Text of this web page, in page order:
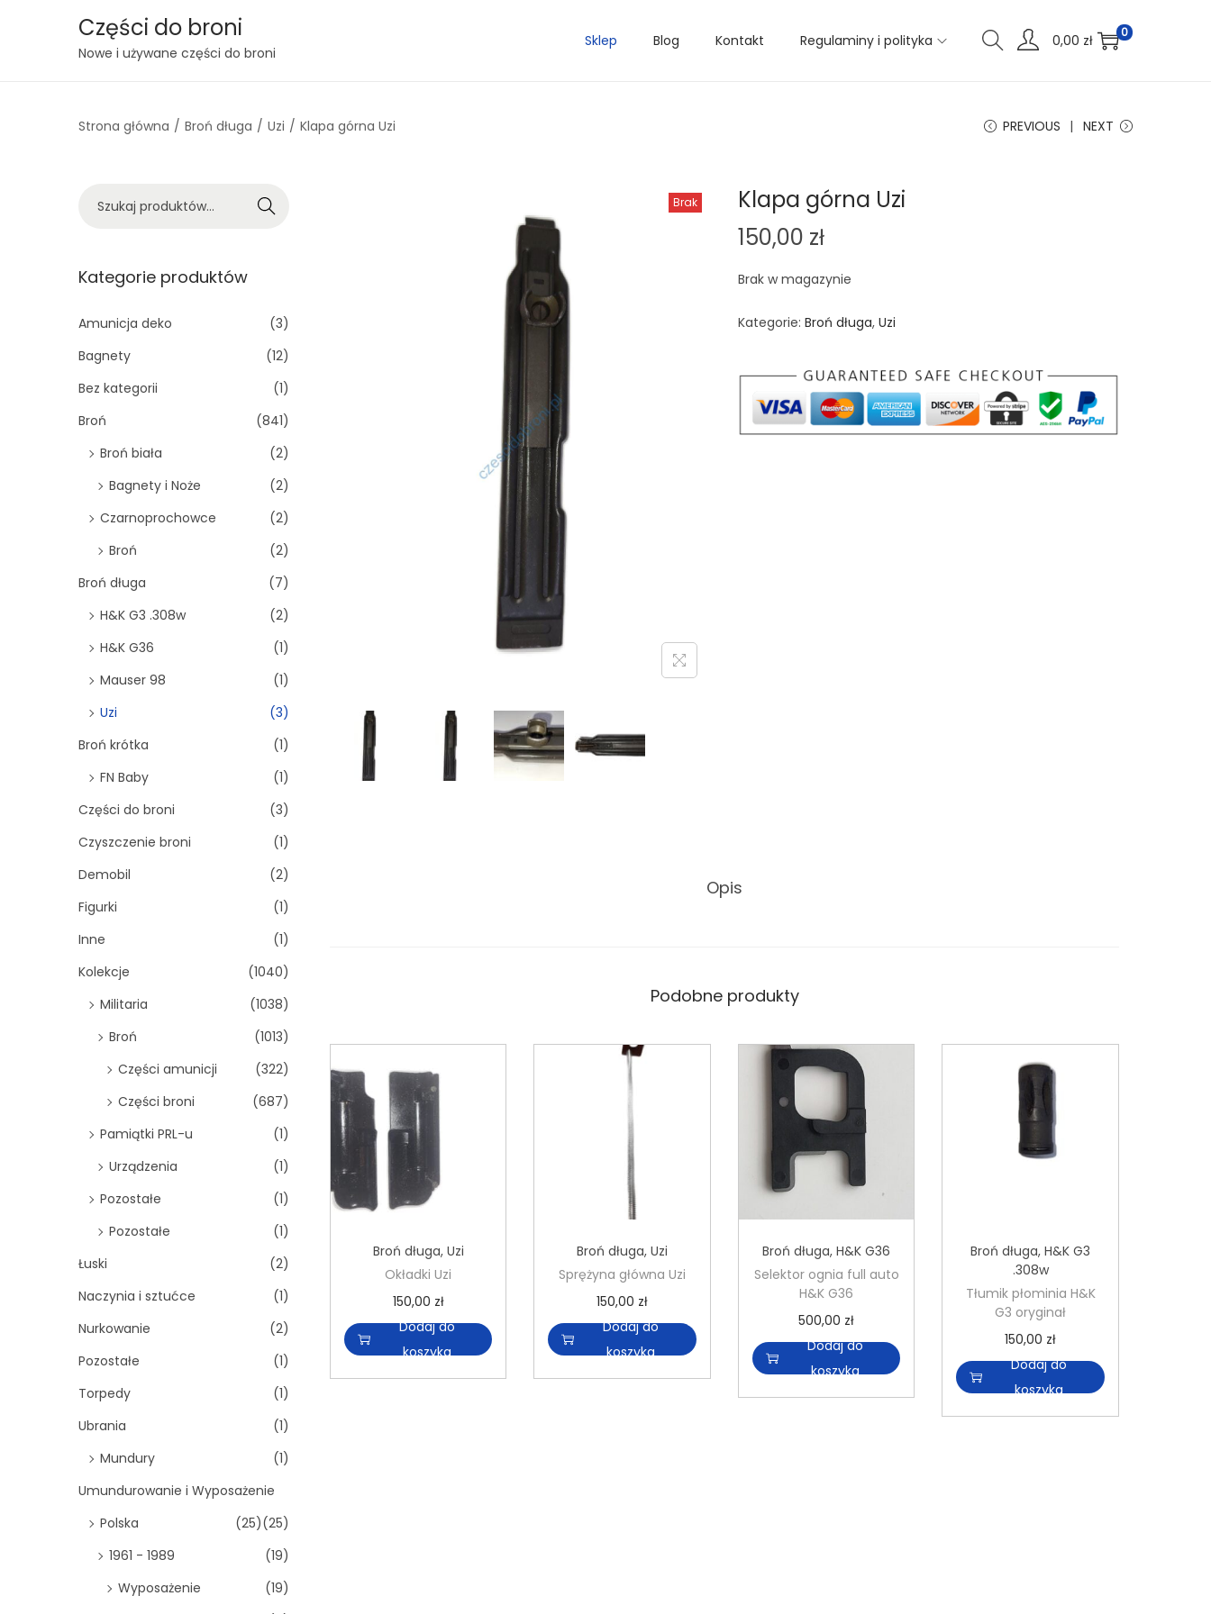
S
p
i
a
t
i
n
S
p
t
n
t
Części do broni
Nowe i używane części do broni
Sklep Blog Kontakt Regulaminy i polityka 0,00 zł 0
Strona główna / Broń długa / Uzi / Klapa górna Uzi PREVIOUS NEXT
Brak
Klapa górna Uzi
150,00 zł
Brak w magazynie
Kategorie: Broń długa, Uzi
Opis
Podobne produkty
Broń długa, Uzi
Okładki Uzi
150,00 zł
Dodaj do
koszyka
Broń długa,Uzi
Sprężyna główna Uzi
150,00 zł
Dodaj do
koszyka
Broń długa,H&K G36
Selektor ognia full auto
H&K G36
500,00 zł
Dodaj do
koszyka
Broń długa,H&K G3
.308w
Tłumik płominia H&K
G3 oryginał
150,00 zł
Dodaj do
koszyka
k
j
:
Szukaj
Kategorie produktów
Amunicja deko
(3)
Bagnety
(12)
Bez kategorii
(1)
Broń
(841)
Broń biała
(2)
Bagnety i Noże
(2)
Czarnoprochowce
(2)
Broń
(2)
Broń długa
(7)
H&K G3 .308w
(2)
H&K G36
(1)
Mauser 98
(1)
Uzi
(3)
Broń krótka
(1)
FN Baby
(1)
Części do broni
(3)
Czyszczenie broni
(1)
Demobil
(2)
Figurki
(1)
Inne
(1)
Kolekcje
(1040)
Militaria
(1038)
Broń
(1013)
Części amunicji
(322)
Części broni
(687)
Pamiątki PRL-u
(1)
Urządzenia
(1)
Pozostałe
(1)
Pozostałe
(1)
Łuski
(2)
Naczynia i sztućce
(1)
Nurkowanie
(2)
Pozostałe
(1)
Torpedy
(1)
Ubrania
(1)
Mundury
(1)
Umundurowanie i Wyposażenie
(25)
Polska
(25)
1961 - 1989
(19)
Wyposażenie
(19)